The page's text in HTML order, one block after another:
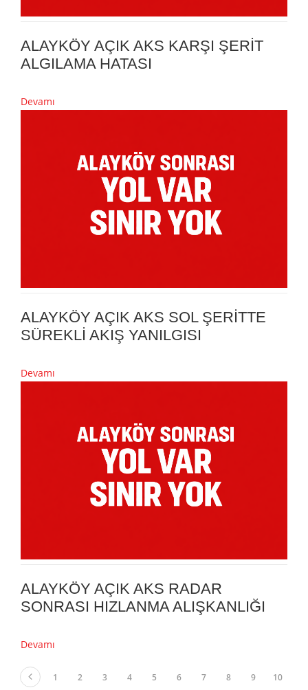
ALAYKÖY AÇIK AKS KARŞI ŞERİT
ALGILAMA HATASI
Devamı
ALAYKÖY AÇIK AKS SOL ŞERİTTE
SÜREKLİ AKIŞ YANILGISI
Devamı
ALAYKÖY AÇIK AKS RADAR
SONRASI HIZLANMA ALIŞKANLIĞI
Devamı
1 2 3 4 5 6 7 8 9 10